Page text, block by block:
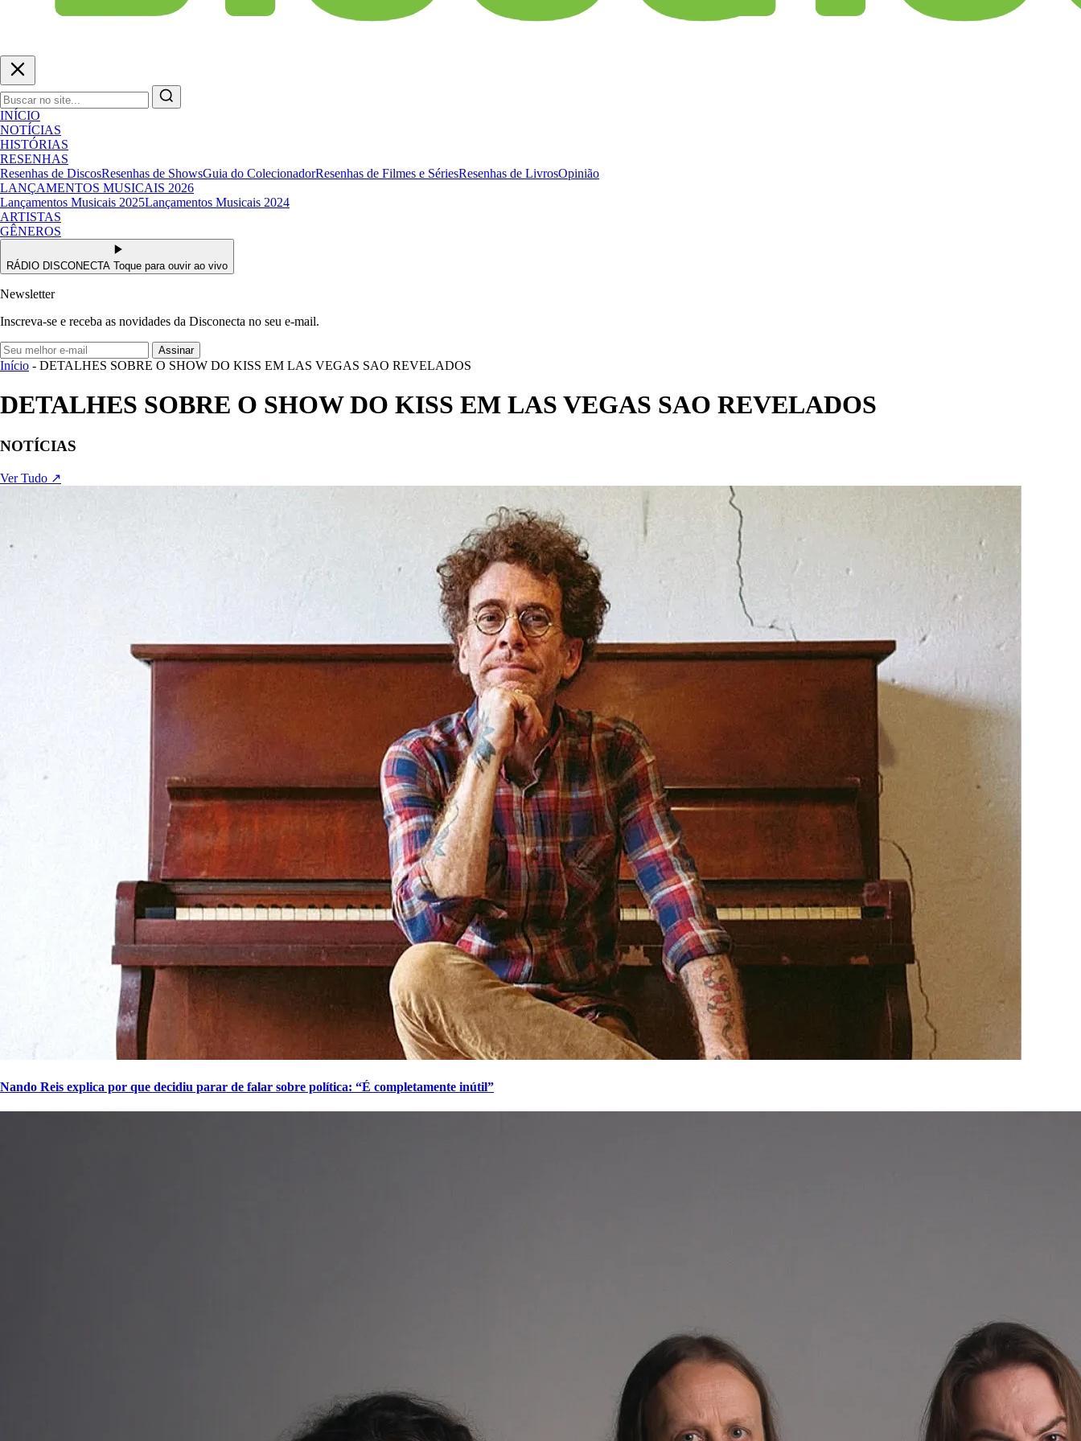
INÍCIO
NOTÍCIAS
HISTÓRIAS
RESENHAS
Resenhas de DiscosResenhas de ShowsGuia do ColecionadorResenhas de Filmes e SériesResenhas de LivrosOpinião
LANÇAMENTOS MUSICAIS 2026
Lançamentos Musicais 2025Lançamentos Musicais 2024
ARTISTAS
GÊNEROS
RÁDIO DISCONECTA Toque para ouvir ao vivo
Newsletter
Inscreva-se e receba as novidades da Disconecta no seu e-mail.
Assinar
Início - DETALHES SOBRE O SHOW DO KISS EM LAS VEGAS SAO REVELADOS
DETALHES SOBRE O SHOW DO KISS EM LAS VEGAS SAO REVELADOS
NOTÍCIAS
Ver Tudo ↗
Nando Reis explica por que decidiu parar de falar sobre política: “É completamente inútil”